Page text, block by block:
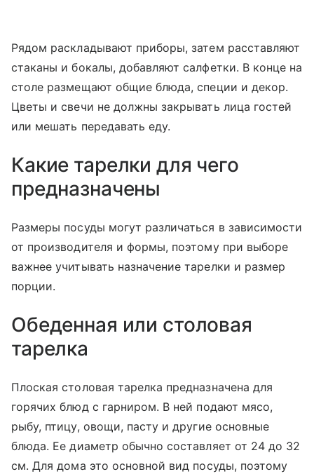
Рядом раскладывают приборы, затем расставляют
стаканы и бокалы, добавляют салфетки. В конце на
столе размещают общие блюда, специи и декор.
Цветы и свечи не должны закрывать лица гостей
или мешать передавать еду.
Какие тарелки для чего
предназначены
Размеры посуды могут различаться в зависимости
от производителя и формы, поэтому при выборе
важнее учитывать назначение тарелки и размер
порции.
Обеденная или столовая
тарелка
Плоская столовая тарелка предназначена для
горячих блюд с гарниром. В ней подают мясо,
рыбу, птицу, овощи, пасту и другие основные
блюда. Ее диаметр обычно составляет от 24 до 32
см. Для дома это основной вид посуды, поэтому